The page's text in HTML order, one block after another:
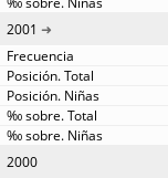
2001
2000